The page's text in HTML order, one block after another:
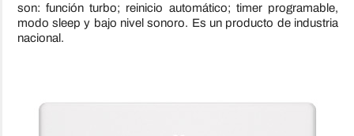
son: función turbo; reinicio automático; timer programable,
modo sleep y bajo nivel sonoro. Es un producto de industria
nacional.